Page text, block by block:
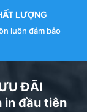
LƯỢNG
luôn đảm bảo
ĐÃI
in đầu tiên